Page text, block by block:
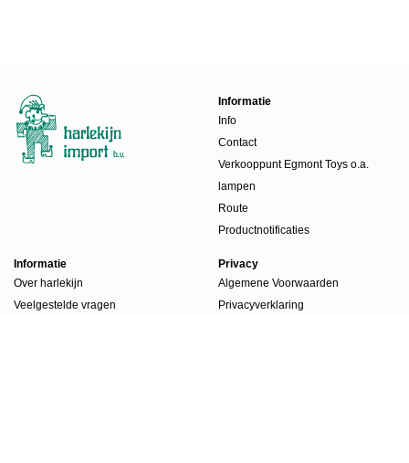
Informatie
Info
Contact
Verkooppunt Egmont Toys o.a.
lampen
Route
Productnotificaties
Informatie
Over harlekijn
Veelgestelde vragen
Privacy
Algemene Voorwaarden
Privacyverklaring